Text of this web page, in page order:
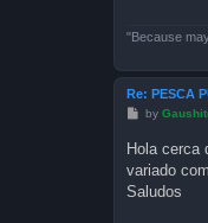
"Because
Re: PESCA
P
t
by
Hola cerca
variado
Saludos